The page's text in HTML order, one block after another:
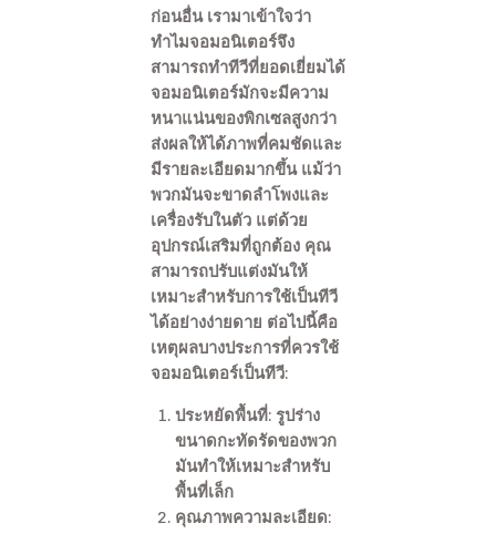
ก่อนอื่น เรามาเข้าใจว่า
ทำไมจอมอนิเตอร์จึง
สามารถทำทีวีที่ยอดเยี่ยมได้
จอมอนิเตอร์มักจะมีความ
หนาแน่นของพิกเซลสูงกว่า
ส่งผลให้ได้ภาพที่คมชัดและ
มีรายละเอียดมากขึ้น แม้ว่า
พวกมันจะขาดลำโพงและ
เครื่องรับในตัว แต่ด้วย
อุปกรณ์เสริมที่ถูกต้อง คุณ
สามารถปรับแต่งมันให้
เหมาะสำหรับการใช้เป็นทีวี
ได้อย่างง่ายดาย ต่อไปนี้คือ
เหตุผลบางประการที่ควรใช้
จอมอนิเตอร์เป็นทีวี:
ประหยัดพื้นที่: รูปร่าง
ขนาดกะทัดรัดของพวก
มันทำให้เหมาะสำหรับ
พื้นที่เล็ก
คุณภาพความละเอียด: